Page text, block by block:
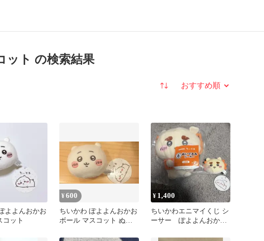
ト の検索結果
並び替え
よよんおかお
コット
¥600
ちいかわ ぽよよんおかお
ボール マスコット ぬい
¥ 1,400
ちいかわエニマイくじ シ
ーサー ぽよよんおかお